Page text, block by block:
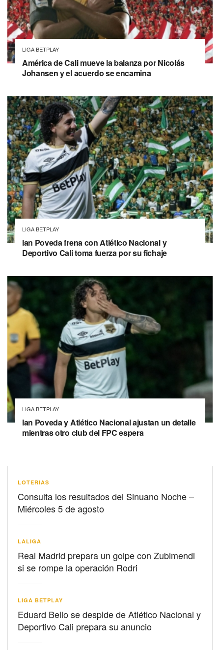
LIGA BETPLAY
América de Cali mueve la balanza por Nicolás
Johansen y el acuerdo se encamina
LIGA BETPLAY
Ian Poveda frena con Atlético Nacional y
Deportivo Cali toma fuerza por su fichaje
LIGA BETPLAY
Ian Poveda y Atlético Nacional ajustan un detalle
mientras otro club del FPC espera
LOTERIAS
Consulta los resultados del Sinuano Noche –
Miércoles 5 de agosto
LALIGA
Real Madrid prepara un golpe con Zubimendi
si se rompe la operación Rodri
LIGA BETPLAY
Eduard Bello se despide de Atlético Nacional y
Deportivo Cali prepara su anuncio